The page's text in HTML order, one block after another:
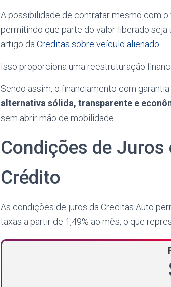
A possibilidade de contratar mesmo com
permitindo que parte do valor liberado
artigo da Creditas sobre veículo alienado
Isso proporciona uma reestruturação
Sendo assim, o financiamento com
alternativa sólida, transparente e
sem abrir mão de mobilidade.
Condições de
Crédito
As condições de juros da Creditas Auto
taxas a partir de 1,49% ao mês, o que